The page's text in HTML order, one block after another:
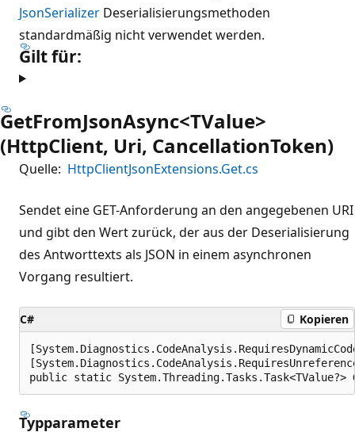
JsonSerializer Deserialisierungsmethoden
standardmäßig nicht verwendet werden.
Gilt für:
GetFromJsonAsync<TValue>
(HttpClient, Uri, CancellationToken)
Quelle: HttpClientJsonExtensions.Get.cs
Sendet eine GET-Anforderung an den angegebenen URI
und gibt den Wert zurück, der aus der Deserialisierung
des Antworttexts als JSON in einem asynchronen
Vorgang resultiert.
C# Kopieren
public static
Typparameter